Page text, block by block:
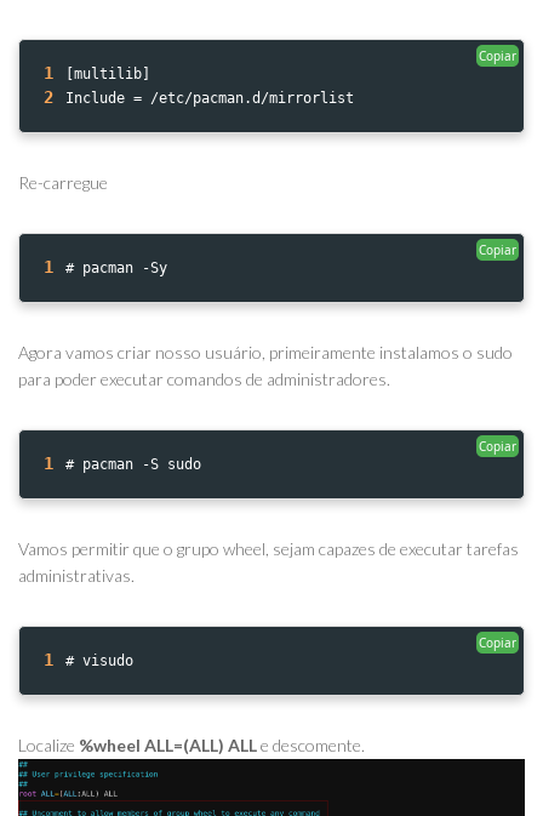
1 [multilib]
2 Include = /etc/pacman.d/mirrorlist
Copiar
Re-carregue
1 # pacman -Sy
Copiar
Agora vamos criar nosso usuário, primeiramente instalamos o sudo
para poder executar comandos de administradores.
1 # pacman -S sudo
Copiar
Vamos permitir que o grupo wheel, sejam capazes de executar tarefas
administrativas.
1 # visudo
Copiar
Localize %wheel ALL=(ALL) ALLe descomente.